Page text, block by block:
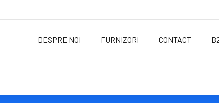
DESPRE NOI FURNIZORI CONTACT